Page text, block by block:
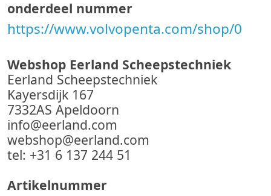
onderdeel nummer
https://www.volvopenta.com/shop/0
Webshop Eerland Scheepstechniek
Eerland Scheepstechniek
Kayersdijk 167
7332AS Apeldoorn
info@eerland.com
webshop@eerland.com
tel: +31 6 137 244 51
Artikelnummer